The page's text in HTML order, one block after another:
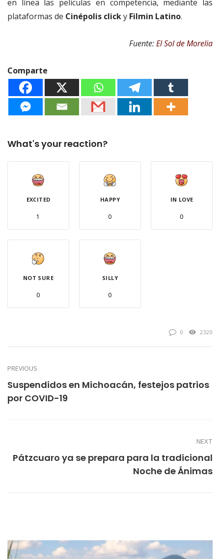
en línea las películas en competencia, mediante las
plataformas de Cinépolis clicky Filmin Latino.
Fuente:El Sol de Morelia
Comparte
What's your reaction?
EXCITED
1
HAPPY
0
IN LOVE
0
NOT SURE
0
SILLY
0
0 2320
PREVIOUS
Suspendidos en Michoacán, festejos patrios
por COVID-19
NEXT
Pátzcuaro ya se prepara para la tradicional
Noche de Ánimas